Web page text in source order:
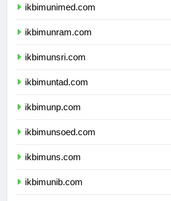
ikbimunimed.com
ikbimunram.com
ikbimunsri.com
ikbimuntad.com
ikbimunp.com
ikbimunsoed.com
ikbimuns.com
ikbimunib.com